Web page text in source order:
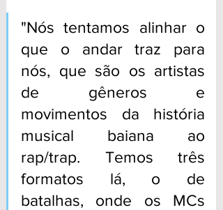
"Nós tentamos alinhar o
que o andar traz para
nós, que são os artistas
de gêneros e
movimentos da história
musical baiana ao
rap/trap. Temos três
formatos lá, o de
batalhas, onde os MCs